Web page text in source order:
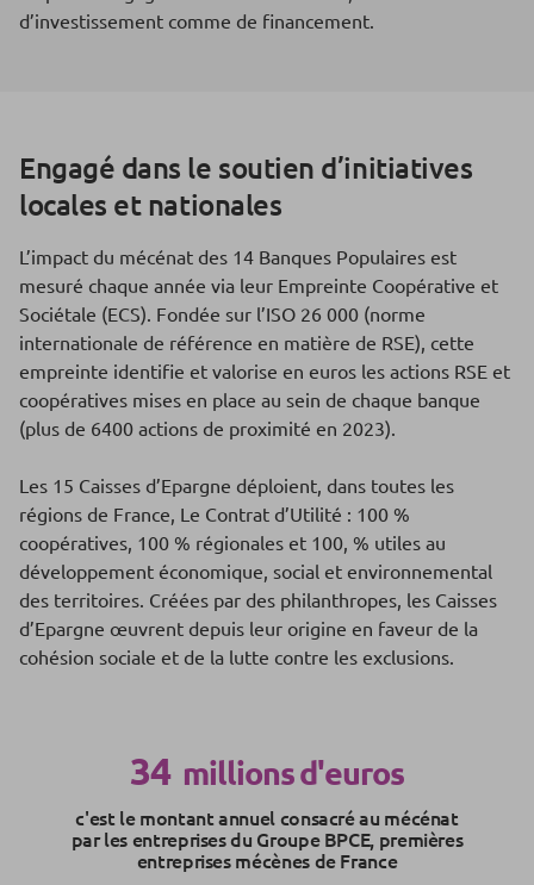
d’investissement comme de financement.
Engagé dans le soutien d’initiatives
locales et nationales
L’impact du mécénat des 14 Banques Populaires est
mesuré chaque année via leur Empreinte Coopérative et
Sociétale (ECS). Fondée sur l’ISO 26 000 (norme
internationale de référence en matière de RSE), cette
empreinte identifie et valorise en euros les actions RSE et
coopératives mises en place au sein de chaque banque
(plus de 6400 actions de proximité en 2023).
Les 15 Caisses d’Epargne déploient, dans toutes les
régions de France, Le Contrat d’Utilité : 100 %
coopératives, 100 % régionales et 100, % utiles au
développement économique, social et environnemental
des territoires. Créées par des philanthropes, les Caisses
d’Epargne œuvrent depuis leur origine en faveur de la
cohésion sociale et de la lutte contre les exclusions.
34 millions d'euros
c'est le montant annuel consacré au mécénat
par les entreprises du Groupe BPCE, premières
entreprises mécènes de France